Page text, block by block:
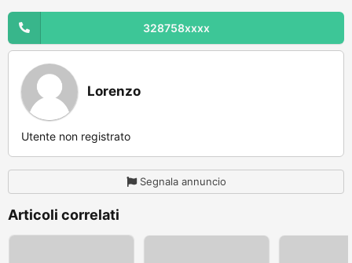
328758xxxx
Lorenzo
Utente non registrato
Segnala annuncio
Articoli correlati